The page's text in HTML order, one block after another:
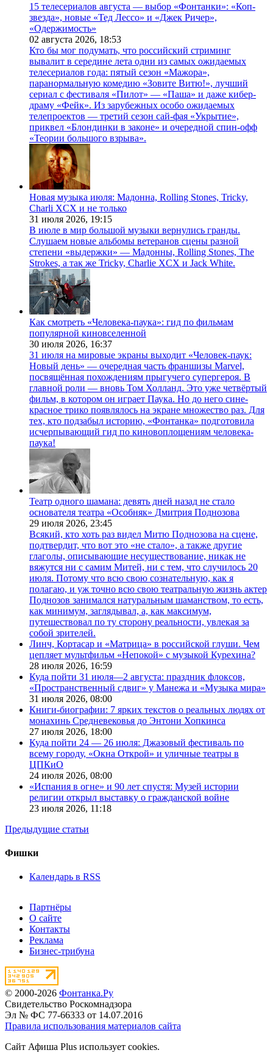
15 телесериалов августа — выбор «Фонтанки»: «Коп-
звезда», новые «Тед Лессо» и «Джек Ричер»,
«Одержимость»
02 августа 2026, 18:53
Кто бы мог подумать, что российский стриминг
вывалит в середине лета одни из самых ожидаемых
телесериалов года: пятый сезон «Мажора»,
паранормальную комедию «Зовите Витю!», лучший
сериал с фестиваля «Пилот» — «Паша» и даже кибер-
драму «Фейк». Из зарубежных особо ожидаемых
телепроектов — третий сезон сай-фая «Укрытие»,
приквел «Блондинки в законе» и очередной спин-офф
«Теории большого взрыва».
Новая музыка июля: Мадонна, Rolling Stones, Tricky,
Charli XCX и не только
31 июля 2026, 19:15
В июле в мир большой музыки вернулись гранды.
Слушаем новые альбомы ветеранов сцены разной
степени «выдержки» — Мадонны, Rolling Stones, The
Strokes, а так же Tricky, Charlie XCX и Jack White.
Как смотреть «Человека-паука»: гид по фильмам
популярной киновселенной
30 июля 2026, 16:37
31 июля на мировые экраны выходит «Человек-паук:
Новый день» — очередная часть франшизы Marvel,
посвящённая похождениям прыгучего супергероя. В
главной роли — вновь Том Холланд. Это уже четвёртый
фильм, в котором он играет Паука. Но до него сине-
красное трико появлялось на экране множество раз. Для
тех, кто подзабыл историю, «Фонтанка» подготовила
исчерпывающий гид по киновоплощениям человека-
паука!
Театр одного шамана: девять дней назад не стало
основателя театра «Особняк» Дмитрия Поднозова
29 июля 2026, 23:45
Всякий, кто хоть раз видел Митю Поднозова на сцене,
подтвердит, что вот это «не стало», а также другие
глаголы, описывающие несуществование, никак не
вяжутся ни с самим Митей, ни с тем, что случилось 20
июля. Потому что всю свою сознательную, как я
полагаю, и уж точно всю свою театральную жизнь актер
Поднозов занимался натуральным шаманством, то есть,
как минимум, заглядывал, а, как максимум,
путешествовал по ту сторону реальности, увлекая за
собой зрителей.
Линч, Кортасар и «Матрица» в российской глуши. Чем
цепляет мультфильм «Непокой» с музыкой Курехина?
28 июля 2026, 16:59
Куда пойти 31 июля—2 августа: праздник флоксов,
«Пространственный сдвиг» у Манежа и «Музыка мира»
31 июля 2026, 08:00
Книги-биографии: 7 ярких текстов о реальных людях от
монахинь Средневековья до Энтони Хопкинса
27 июля 2026, 18:00
Куда пойти 24 — 26 июля: Джазовый фестиваль по
всему городу, «Окна Открой» и уличные театры в
ЦПКиО
24 июля 2026, 08:00
«Испания в огне» и 90 лет спустя: Музей истории
религии открыл выставку о гражданской войне
23 июля 2026, 11:18
Предыдущие статьи
Фишки
Календарь в RSS
Партнёры
О сайте
Контакты
Реклама
Бизнес-трибуна
© 2000-2026 Фонтанка.Ру
Свидетельство Роскомнадзора
Эл № ФС 77-66333 от 14.07.2016
Правила использования материалов сайта
Сайт Афиша Plus использует cookies.